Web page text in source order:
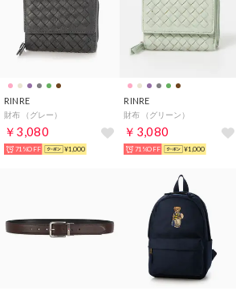
RINRE
財布 （グレー）
￥3,080
71%OFF ¥1,000
RINRE
財布 （グリーン）
￥3,080
71%OFF ¥1,000